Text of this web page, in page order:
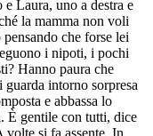
e Laura, uno a destra e
la mamma non voli
che forse lei
i nipoti, i pochi
Hanno paura che
intorno sorpresa
e abbassa lo
È gentile con tutti, dice
volte si fa assente. In